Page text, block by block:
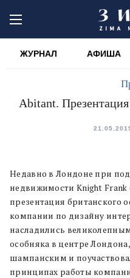
ЖУРНАЛ АФИША
Abitant.
Недавно в Лондоне при
недвижимости Knight Frank
презентация британского
компании по дизайну
насладились
особняка в центре
шампанским и
принципах работы